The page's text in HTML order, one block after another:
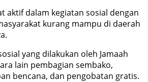
aktif dalam kegiatan sosial dengan
kurang mampu di daerah
yang dilakukan oleh Jamaah
lain pembagian sembako,
bencana, dan pengobatan gratis.